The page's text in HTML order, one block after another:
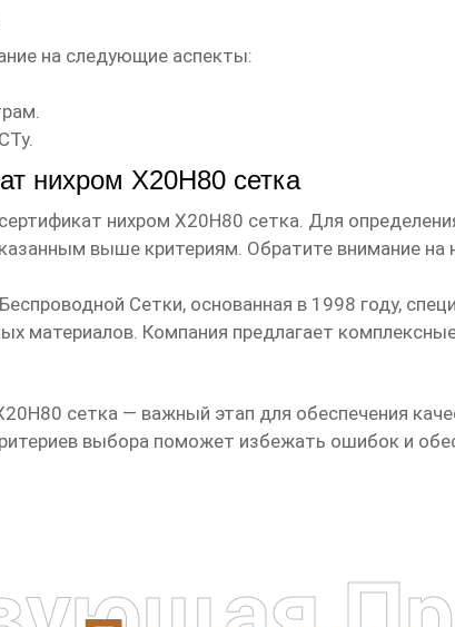
на следующие аспекты:
нихром Х20Н80 сетка
сертификат нихром Х20Н80 сетка. Для
выше критериям. Обратите внимание на
Сетки, основанная в 1998 году,
материалов. Компания предлагает
сетка— важный этап для обеспечения
выбора поможет избежать ошибок и